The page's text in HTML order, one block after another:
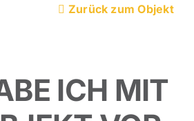
Zurück zum Objekt
ICH MIT